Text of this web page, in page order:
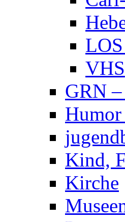
VHS
GRN
Kind,
Kirche